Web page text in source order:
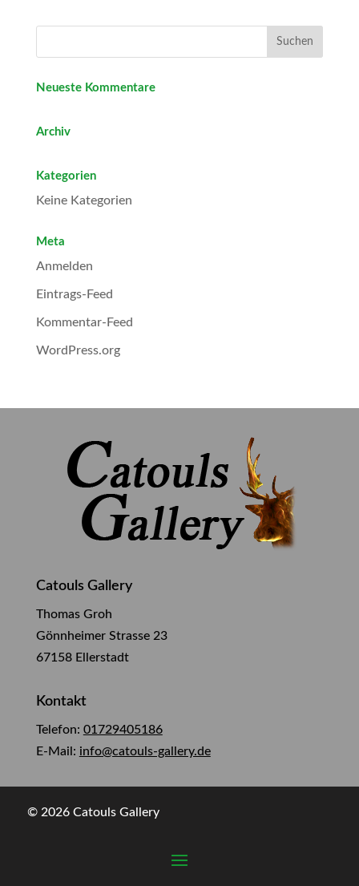
Neueste Kommentare
Archiv
Kategorien
Keine Kategorien
Meta
Anmelden
Eintrags-Feed
Kommentar-Feed
WordPress.org
Catouls Gallery
Thomas Groh
Gönnheimer Strasse 23
67158 Ellerstadt
Kontakt
Telefon: 01729405186
E-Mail: info@catouls-gallery.de
© 2026 Catouls Gallery